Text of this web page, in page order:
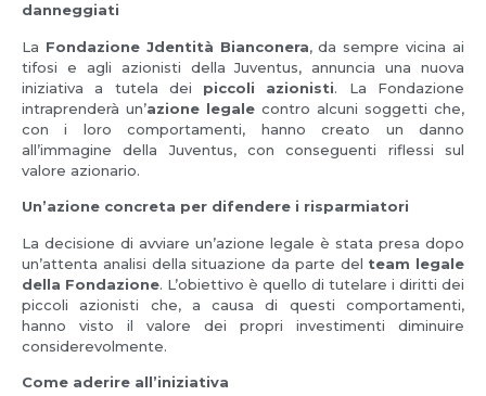
danneggiati
La Fondazione Jdentità Bianconera, da sempre vicina ai
tifosi e agli azionisti della Juventus, annuncia una nuova
iniziativa a tutela dei piccoli azionisti. La Fondazione
intraprenderà un’azione legale contro alcuni soggetti che,
con i loro comportamenti, hanno creato un danno
all’immagine della Juventus, con conseguenti riflessi sul
valore azionario.
Un’azione concreta per difendere i risparmiatori
La decisione di avviare un’azione legale è stata presa dopo
un’attenta analisi della situazione da parte del team legale
della Fondazione. L’obiettivo è quello di tutelare i diritti dei
piccoli azionisti che, a causa di questi comportamenti,
hanno visto il valore dei propri investimenti diminuire
considerevolmente.
Come aderire all’iniziativa